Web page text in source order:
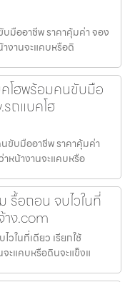
มืออาชีพ ราคาคุ้มค่า จอง
งานจะแคบหรือดิ
คโฮพร้อมคนขับมือ
ถแบคโฮ
ขับมืออาชีพ ราคาคุ้มค่า
หน้างานจะแคบหรือ
รื้อถอน จบไวในที่
าง.com
วในที่เดียว เรียกใช้
ะแคบหรือดินจะแข็งแ